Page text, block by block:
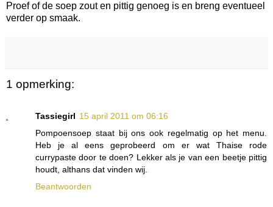
Proef of de soep zout en pittig genoeg is en breng eventueel
verder op smaak.
1 opmerking:
Tassiegirl 15 april 2011 om 06:16
Pompoensoep staat bij ons ook regelmatig op het menu.
Heb je al eens geprobeerd om er wat Thaise rode
currypaste door te doen? Lekker als je van een beetje pittig
houdt, althans dat vinden wij.
Beantwoorden